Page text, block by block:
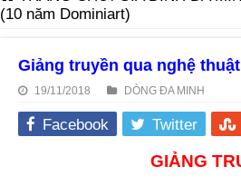
(10 năm Dominiart)
Giảng truyền qua nghệ
19/11/2018 DÒNG ĐA MINH
Facebook Twitter
GIẢNG